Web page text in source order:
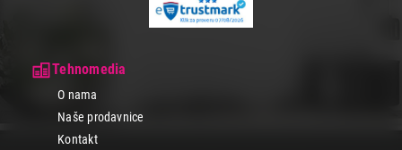
Tehnomedia
O nama
Naše prodavnice
Kontakt